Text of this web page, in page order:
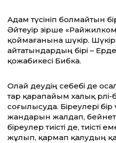
Адам түсініп болмайтын
Әйтеуір әзірше
қоймағанына шүкір.
айтатындардың бірі –
қожабикесі Бибка.
Олай деудің себебі де
тар қарапайым халық әрлі-
соғылысуда. Біреулері бір
жандарын жалдап, бейнет
біреулер тиісті де, тиісті
жұлып, қармап қалудың